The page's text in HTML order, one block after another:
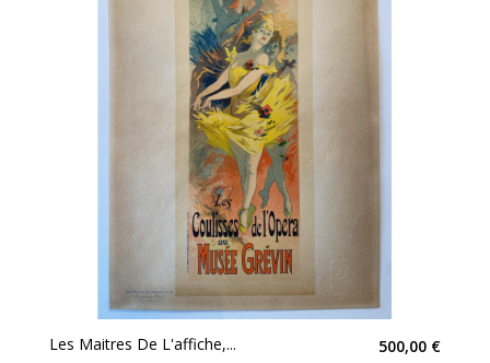
Les Maitres De L'affiche,... 500,00 €